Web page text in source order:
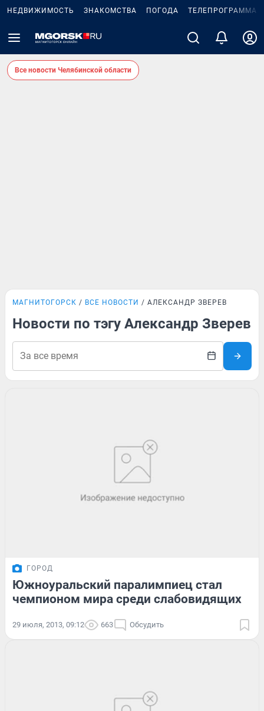
НЕДВИЖИМОСТЬ ЗНАКОМСТВА ПОГОДА ТЕЛЕПРОГРАММА
Все новости Челябинской области
МАГНИТОГОРСК ВСЕ НОВОСТИ АЛЕКСАНДР ЗВЕРЕВ
Новости по тэгу Александр Зверев
ГОРОД
Южноуральский паралимпиец стал
чемпионом мира среди слабовидящих
29 июля, 2013, 09:12 663 Обсудить